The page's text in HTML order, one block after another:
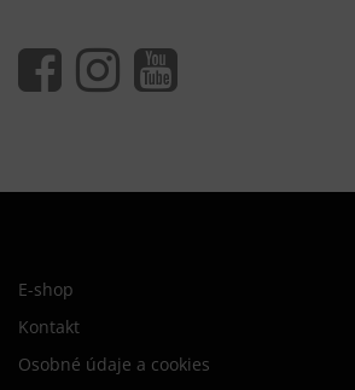
E-shop
Kontakt
Osobné údaje a cookies